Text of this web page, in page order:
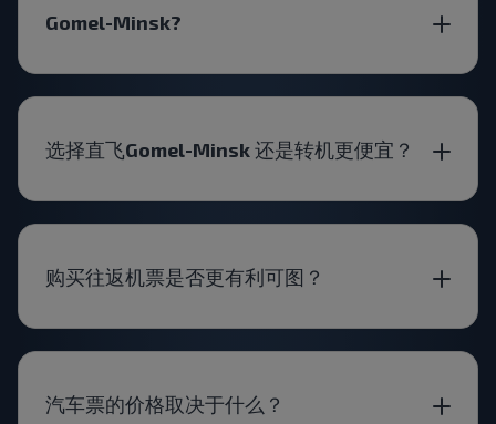
Gomel-Minsk?
选择直飞Gomel-Minsk 还是转机更便宜？
购买往返机票是否更有利可图？
汽车票的价格取决于什么？